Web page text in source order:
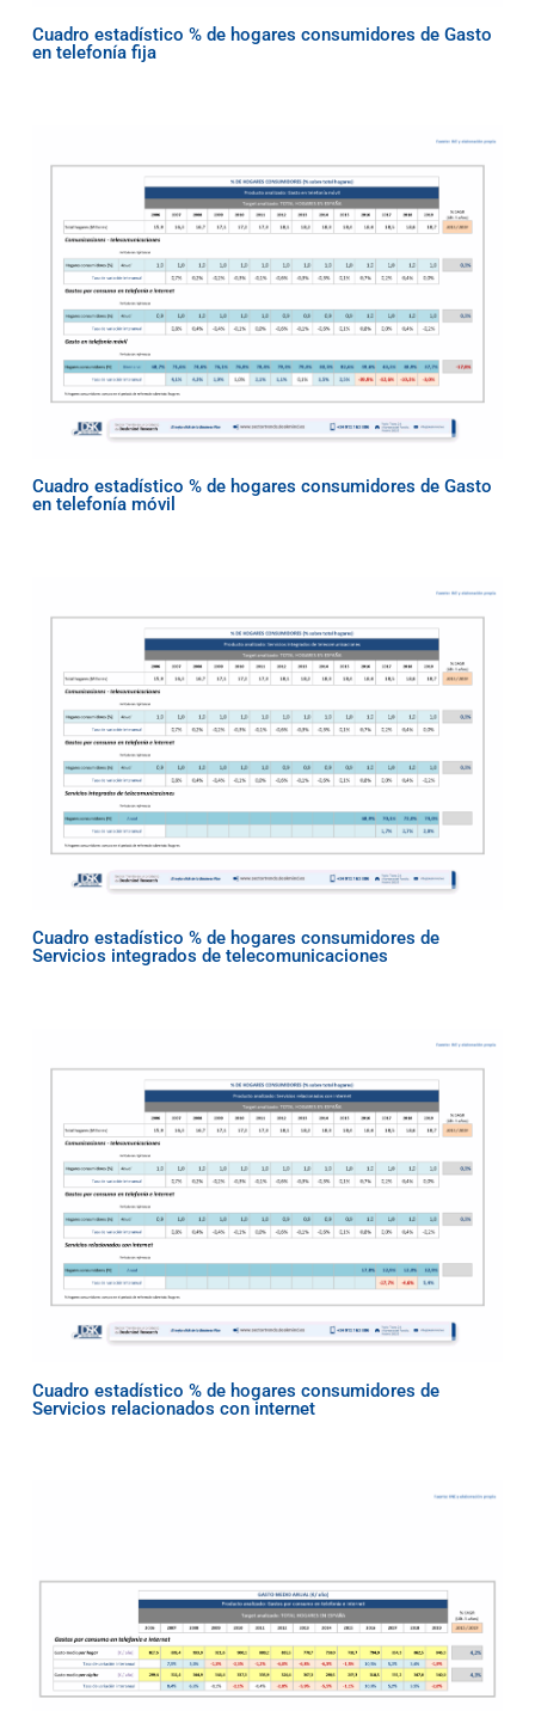
Cuadro estadístico % de hogares consumidores de Gasto
en telefonía fija
Cuadro estadístico % de hogares consumidores de Gasto
en telefonía móvil
Cuadro estadístico % de hogares consumidores de
Servicios integrados de telecomunicaciones
Cuadro estadístico % de hogares consumidores de
Servicios relacionados con internet